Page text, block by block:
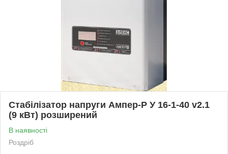
Стабілізатор напруги Ампер-Р У 16-1-40 v2.1
(9 кВт) розширений
В наявності
Роздріб